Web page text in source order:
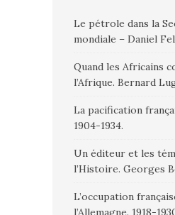
Le pétrole dans la
mondiale – Daniel
Quand les Africains
l’Afrique. Bernard
La pacification
1904-1934.
Un éditeur et les
l’Histoire. Georges
L’occupation
l’Allemagne. 1918-